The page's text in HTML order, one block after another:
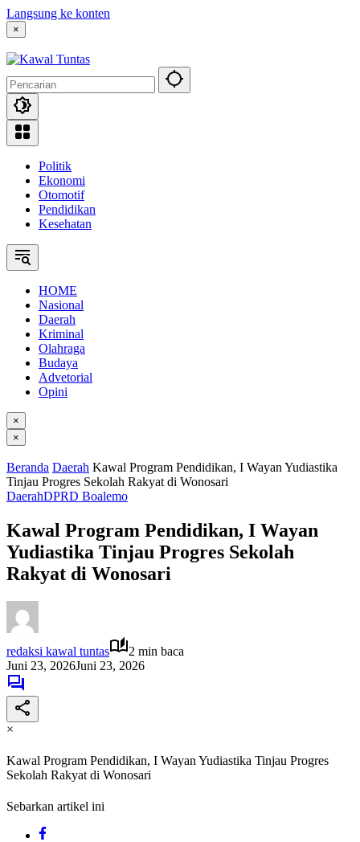
Langsung ke konten
×
Politik
Ekonomi
Otomotif
Pendidikan
Kesehatan
HOME
Nasional
Daerah
Kriminal
Olahraga
Budaya
Advetorial
Opini
×
×
Beranda Daerah Kawal Program Pendidikan, I Wayan Yudiastika
Tinjau Progres Sekolah Rakyat di Wonosari
DaerahDPRD Boalemo
Kawal Program Pendidikan, I Wayan
Yudiastika Tinjau Progres Sekolah
Rakyat di Wonosari
redaksi kawal tuntas
2 min baca
Juni 23, 2026Juni 23, 2026
×
Kawal Program Pendidikan, I Wayan Yudiastika Tinjau Progres
Sekolah Rakyat di Wonosari
Sebarkan artikel ini